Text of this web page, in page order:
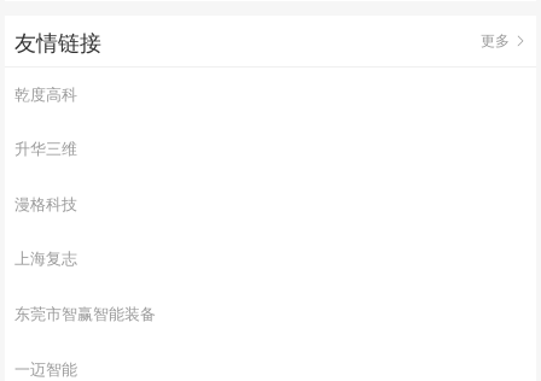
友情链接 更多
乾度高科
升华三维
漫格科技
上海复志
东莞市智赢智能装备
一迈智能